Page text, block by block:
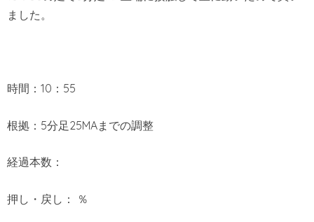
ました。
時間：10：55
根拠：5分足25MAまでの調整
経過本数：
押し・戻し： ％